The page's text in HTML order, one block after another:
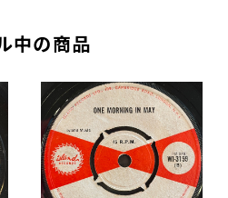
中の商品